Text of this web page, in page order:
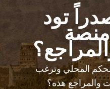
تود
المحلي وترغب
والمراجع هذه؟